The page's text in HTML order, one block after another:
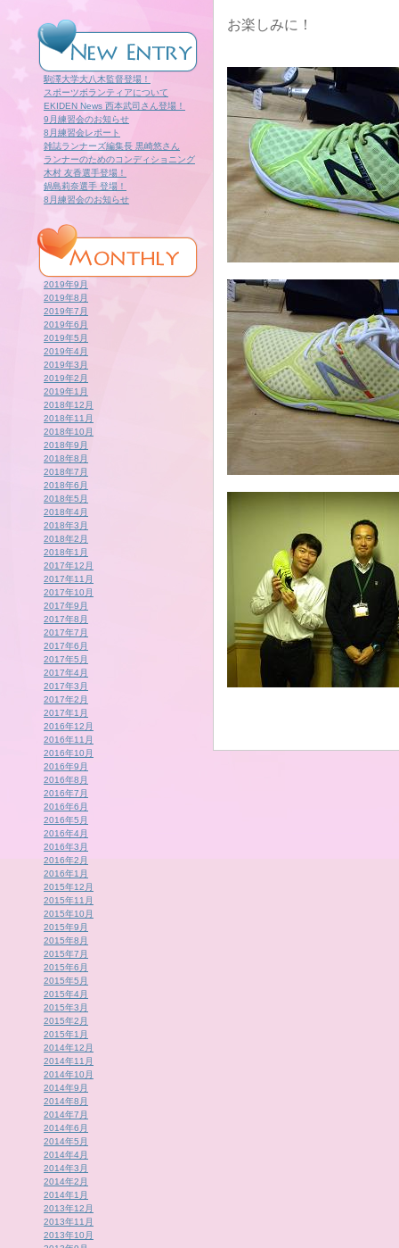
駒澤大学大八木監督登場！
スポーツボランティアについて
EKIDEN News 西本武司さん登場！
9月練習会のお知らせ
8月練習会レポート
雑誌ランナーズ編集長 黒崎悠さん
ランナーのためのコンディショニング
木村 友香選手登場！
鍋島莉奈選手 登場！
8月練習会のお知らせ
2019年9月
2019年8月
2019年7月
2019年6月
2019年5月
2019年4月
2019年3月
2019年2月
2019年1月
2018年12月
2018年11月
2018年10月
2018年9月
2018年8月
2018年7月
2018年6月
2018年5月
2018年4月
2018年3月
2018年2月
2018年1月
2017年12月
2017年11月
2017年10月
2017年9月
2017年8月
2017年7月
2017年6月
2017年5月
2017年4月
2017年3月
2017年2月
2017年1月
2016年12月
2016年11月
2016年10月
2016年9月
2016年8月
2016年7月
2016年6月
2016年5月
2016年4月
2016年3月
2016年2月
2016年1月
2015年12月
2015年11月
2015年10月
2015年9月
2015年8月
2015年7月
2015年6月
2015年5月
2015年4月
2015年3月
2015年2月
2015年1月
2014年12月
2014年11月
2014年10月
2014年9月
2014年8月
2014年7月
2014年6月
2014年5月
2014年4月
2014年3月
2014年2月
2014年1月
2013年12月
2013年11月
2013年10月
お楽しみに！